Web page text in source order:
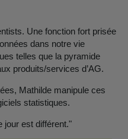
Une fonction fort prisée
dans notre vie
telles que la pyramide
produits/services d’AG.
Mathilde manipule ces
statistiques.
jour est différent."